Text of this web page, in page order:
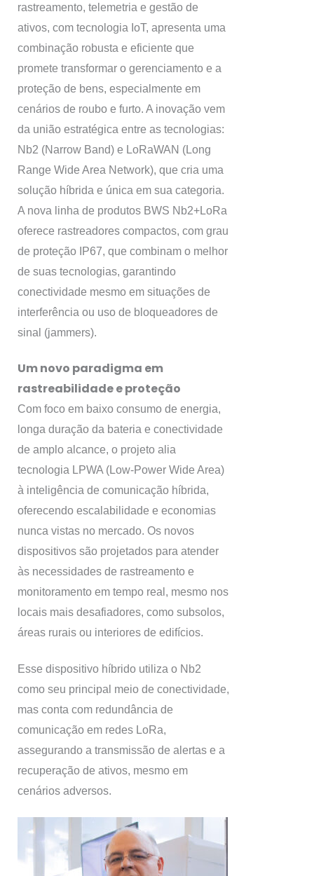
rastreamento, telemetria e gestão de
ativos, com tecnologia IoT, apresenta uma
combinação robusta e eficiente que
promete transformar o gerenciamento e a
proteção de bens, especialmente em
cenários de roubo e furto. A inovação vem
da união estratégica entre as tecnologias:
Nb2 (Narrow Band) e LoRaWAN (Long
Range Wide Area Network), que cria uma
solução híbrida e única em sua categoria.
A nova linha de produtos BWS Nb2+LoRa
oferece rastreadores compactos, com grau
de proteção IP67, que combinam o melhor
de suas tecnologias, garantindo
conectividade mesmo em situações de
interferência ou uso de bloqueadores de
sinal (jammers).
Um novo paradigma em
rastreabilidade e proteção
Com foco em baixo consumo de energia,
longa duração da bateria e conectividade
de amplo alcance, o projeto alia
tecnologia LPWA (Low-Power Wide Area)
à inteligência de comunicação híbrida,
oferecendo escalabilidade e economias
nunca vistas no mercado. Os novos
dispositivos são projetados para atender
às necessidades de rastreamento e
monitoramento em tempo real, mesmo nos
locais mais desafiadores, como subsolos,
áreas rurais ou interiores de edifícios.
Esse dispositivo híbrido utiliza o Nb2
como seu principal meio de conectividade,
mas conta com redundância de
comunicação em redes LoRa,
assegurando a transmissão de alertas e a
recuperação de ativos, mesmo em
cenários adversos.